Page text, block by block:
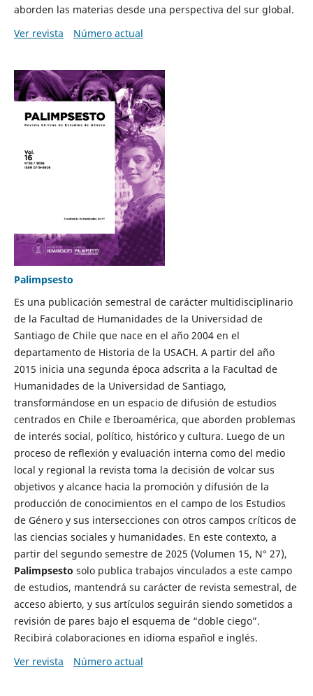
aborden las materias desde una perspectiva del sur global.
Ver revista
Número actual
Palimpsesto
Es una publicación semestral de carácter multidisciplinario
de la Facultad de Humanidades de la Universidad de
Santiago de Chile que nace en el año 2004 en el
departamento de Historia de la USACH. A partir del año
2015 inicia una segunda época adscrita a la Facultad de
Humanidades de la Universidad de Santiago,
transformándose en un espacio de difusión de estudios
centrados en Chile e Iberoamérica, que aborden problemas
de interés social, político, histórico y cultura. Luego de un
proceso de reflexión y evaluación interna como del medio
local y regional la revista toma la decisión de volcar sus
objetivos y alcance hacia la promoción y difusión de la
producción de conocimientos en el campo de los Estudios
de Género y sus intersecciones con otros campos críticos de
las ciencias sociales y humanidades. En este contexto, a
partir del segundo semestre de 2025 (Volumen 15, N° 27),
Palimpsesto solo publica trabajos vinculados a este campo
de estudios, mantendrá su carácter de revista semestral, de
acceso abierto, y sus artículos seguirán siendo sometidos a
revisión de pares bajo el esquema de “doble ciego”.
Recibirá colaboraciones en idioma español e inglés.
Ver revista
Número actual